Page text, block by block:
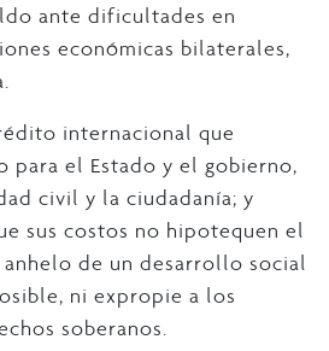
ante dificultades en
económicas bilaterales,
internacional que
para el Estado y el gobierno,
civil y la ciudadanía; y
sus costos no hipotequen el
de un desarrollo social
ni expropie a los
soberanos.